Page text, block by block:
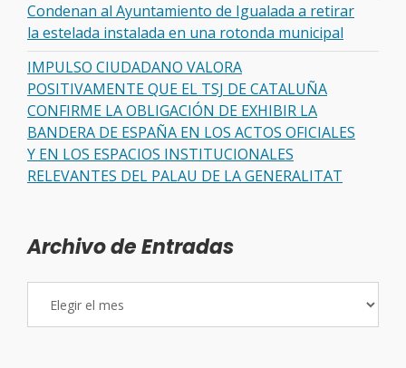
Condenan al Ayuntamiento de Igualada a retirar
la estelada instalada en una rotonda municipal
IMPULSO CIUDADANO VALORA
POSITIVAMENTE QUE EL TSJ DE CATALUÑA
CONFIRME LA OBLIGACIÓN DE EXHIBIR LA
BANDERA DE ESPAÑA EN LOS ACTOS OFICIALES
Y EN LOS ESPACIOS INSTITUCIONALES
RELEVANTES DEL PALAU DE LA GENERALITAT
Archivo de Entradas